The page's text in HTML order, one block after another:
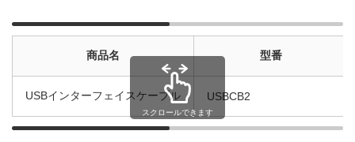
商品名 型番
USBインターフェイスケーブル USBCB2
スクロールできます